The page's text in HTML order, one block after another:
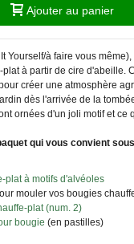
Ajouter au panier
Yourself/à faire vous
à partir de cire d'abeille.
créer une atmosphère
dès l'arrivée de la
ornées d'un joli motif et ce
qui vous convient
plat à motifs d'alvéoles
mouler vos bougies
plat (num. 2)
bougie (en pastilles)